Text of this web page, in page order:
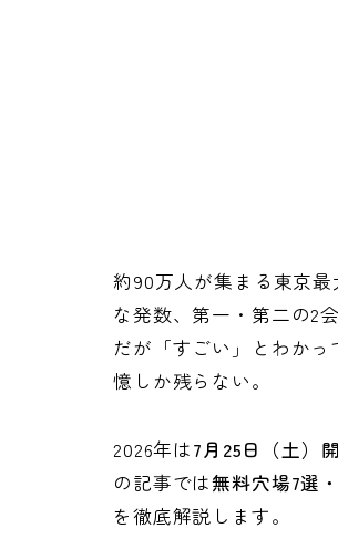
約90万人が集まる東京
な発数、第一・第二の2
だが「すごい」とわか
憶しか残らない。
2026年は7月25日（土）
の記事では無料穴場7選
を徹底解説します。